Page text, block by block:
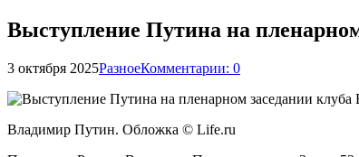
Выступление Путина на
3 октября 2025РазноеКомментарии: 0
Владимир Путин. Обложка © Life.ru